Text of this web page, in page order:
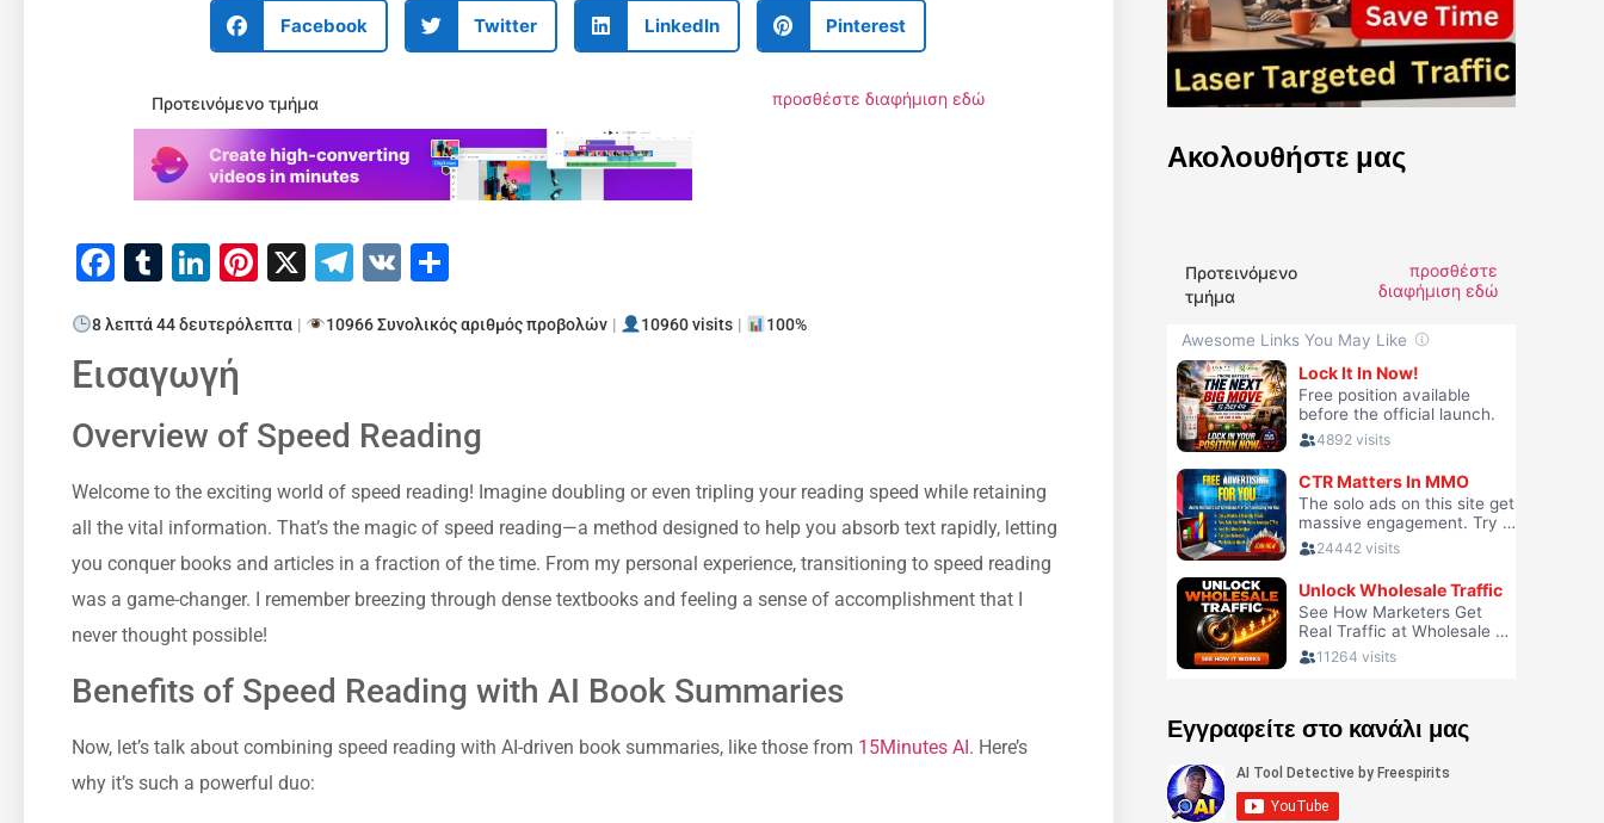
Facebook Twitter LinkedIn Pinterest
Προτεινόμενο τμήμα προσθέστε διαφήμιση εδώ
Facebook
Tumblr
LinkedIn
Pinterest
X Telegram
VK
8 λεπτά 44 δευτερόλεπτα | 10966 Συνολικός αριθμός προβολών | 10960 visits | 100%
Εισαγωγή
Overview of Speed Reading
Welcome to the exciting world of speed reading! Imagine doubling or even tripling your reading speed while retaining
all the vital information. That’s the magic of speed reading—a method designed to help you absorb text rapidly, letting
you conquer books and articles in a fraction of the time. From my personal experience, transitioning to speed reading
was a game-changer. I remember breezing through dense textbooks and feeling a sense of accomplishment that I
never thought possible!
Benefits of Speed Reading with AI Book Summaries
Now, let’s talk about combining speed reading with AI-driven book summaries, like those from 15Minutes AI. Here’s
why it’s such a powerful duo:
Ακολουθήστε μας
Προτεινόμενο
τμήμα
προσθέστε
διαφήμιση εδώ
Εγγραφείτε στο κανάλι μας